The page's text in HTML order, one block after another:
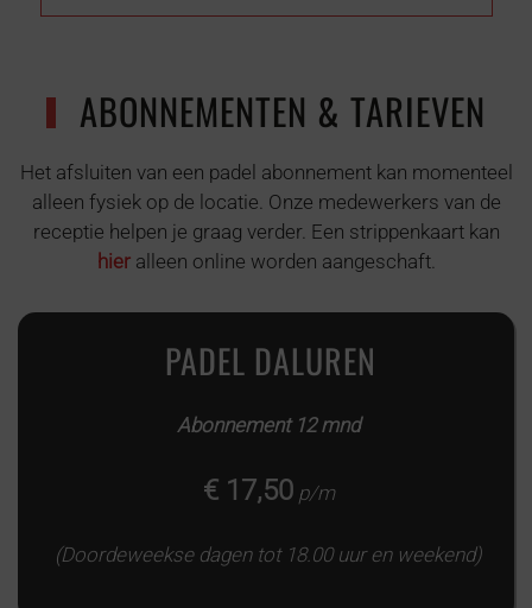
ABONNEMENTEN & TARIEVEN
Het afsluiten van een padel abonnement kan momenteel
alleen fysiek op de locatie. Onze medewerkers van de
receptie helpen je graag verder. Een strippenkaart kan
hieralleen online worden aangeschaft.
PADEL DALUREN
Abonnement 12 mnd
€ 17,50 p/m
(Doordeweekse dagen tot 18.00 uur en weekend)